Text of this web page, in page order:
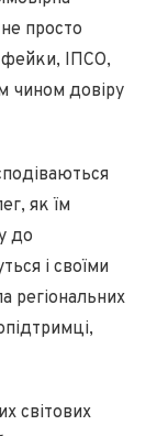
просто
фейки, ІПСО,
чином довіру
як їм
до
і своїми
регіональних
світових